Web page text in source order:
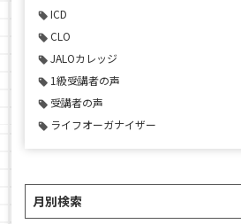
ICD
CLO
JALOカレッジ
1級受講者の声
受講者の声
ライフオーガナイザー